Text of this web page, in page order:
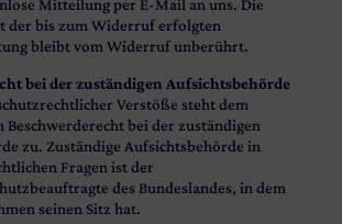
Mitteilung per E-Mail an uns. Die
der bis zum Widerruf erfolgten
bleibt vom Widerruf unberührt.
bei der zuständigen Aufsichtsbehörde
Verstöße steht dem
Beschwerderecht bei der zuständigen
zu. Zuständige Aufsichtsbehörde in
Fragen ist der
des Bundeslandes, in dem
seinen Sitz hat.